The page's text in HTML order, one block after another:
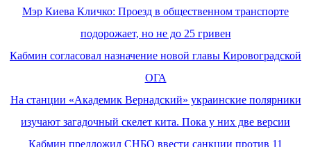
Мэр Киева Кличко: Проезд в общественном транспорте
подорожает, но не до 25 гривен
Кабмин согласовал назначение новой главы Кировоградской
ОГА
На станции «Академик Вернадский» украинские полярники
изучают загадочный скелет кита. Пока у них две версии
Кабмин предложил СНБО ввести санкции против 11